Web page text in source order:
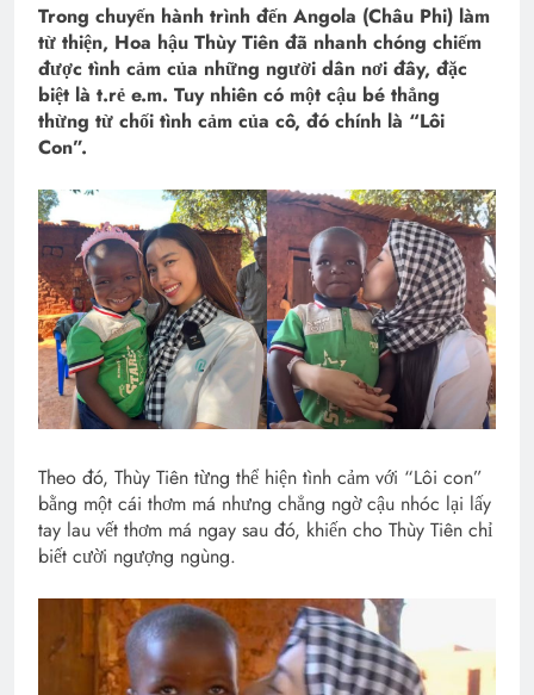
Trong chuyến hành trình đến Angola (Châu Phi) làm
từ thiện, Hoa hậu Thùy Tiên đã nhanh chóng chiếm
được tình cảm của những người dân nơi đây, đặc
biệt là t.rẻ e.m. Tuy nhiên có một cậu bé thẳng
thừng từ chối tình cảm của cô, đó chính là “Lôi
Con”.
Theo đó, Thùy Tiên từng thể hiện tình cảm với “Lôi con”
bằng một cái thơm má nhưng chẳng ngờ cậu nhóc lại lấy
tay lau vết thơm má ngay sau đó, khiến cho Thùy Tiên chỉ
biết cười ngượng ngùng.